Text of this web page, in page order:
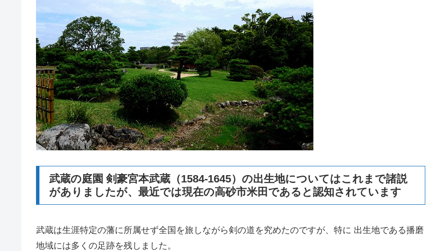
武蔵の庭園 剣豪宮本武蔵（1584-1645）の出生地についてはこれまで諸説
がありましたが、最近では現在の高砂市米田であると認知されています
武蔵は生涯特定の藩に所属せず全国を旅しながら剣の道を究めたのですが、特に 出生地である播磨
地域には多くの足跡を残しました。